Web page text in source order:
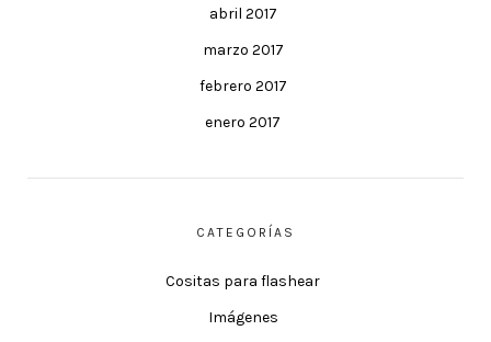
abril 2017
marzo 2017
febrero 2017
enero 2017
CATEGORÍAS
Cositas para flashear
Imágenes